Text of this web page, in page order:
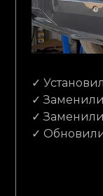
✓
✓
✓
✓